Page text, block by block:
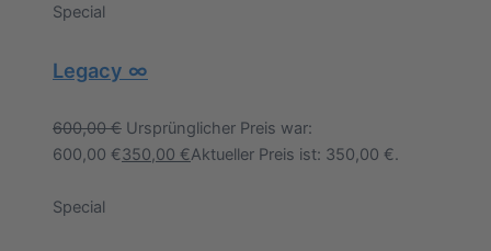
Special
Legacy ∞
600,00€ Ursprünglicher Preis war:
600,00 €350,00 €Aktueller Preis ist: 350,00 €.
Special